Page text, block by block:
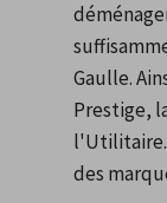
Gaulle.
Prestige,
l'Utilitaire.
des